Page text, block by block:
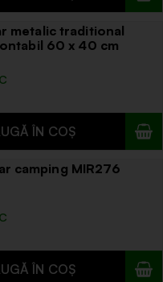
metalic traditional
60 x 40 cm
camping MIR276